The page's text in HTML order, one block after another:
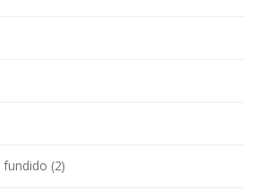
(2)